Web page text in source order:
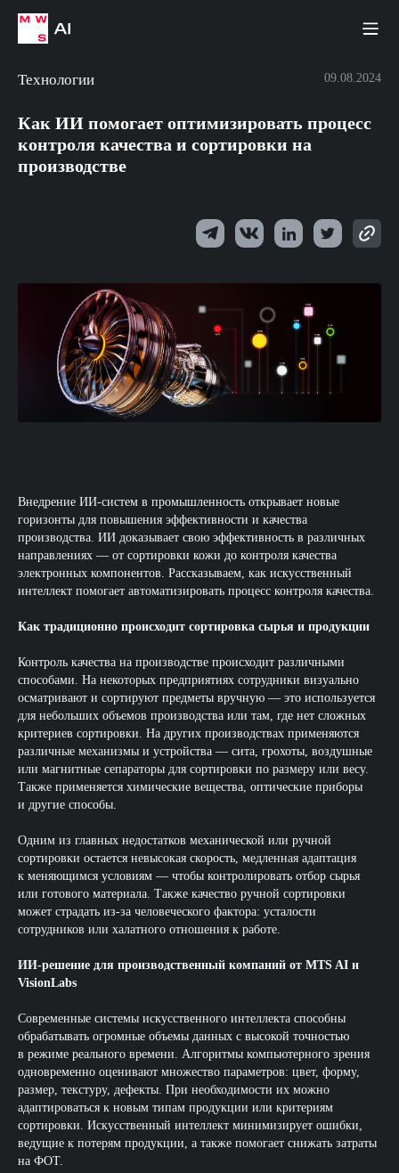
Технологии 09.08.2024
Как ИИ помогает оптимизировать процесс
контроля качества и сортировки на
производстве
Внедрение ИИ-систем в промышленность открывает новые
горизонты для повышения эффективности и качества
производства. ИИ доказывает свою эффективность в различных
направлениях — от сортировки кожи до контроля качества
электронных компонентов. Рассказываем, как искусственный
интеллект помогает автоматизировать процесс контроля качества.
Как традиционно происходит сортировка сырья и продукции
Контроль качества на производстве происходит различными
способами. На некоторых предприятиях сотрудники визуально
осматривают и сортируют предметы вручную — это используется
для небольших объемов производства или там, где нет сложных
критериев сортировки. На других производствах применяются
различные механизмы и устройства — сита, грохоты, воздушные
или магнитные сепараторы для сортировки по размеру или весу.
Также применяется химические вещества, оптические приборы
и другие способы.
Одним из главных недостатков механической или ручной
сортировки остается невысокая скорость, медленная адаптация
к меняющимся условиям — чтобы контролировать отбор сырья
или готового материала. Также качество ручной сортировки
может страдать из-за человеческого фактора: усталости
сотрудников или халатного отношения к работе.
ИИ-решение для производственный компаний от MTS AI и
VisionLabs
Современные системы искусственного интеллекта способны
обрабатывать огромные объемы данных с высокой точностью
в режиме реального времени. Алгоритмы компьютерного зрения
одновременно оценивают множество параметров: цвет, форму,
размер, текстуру, дефекты. При необходимости их можно
адаптироваться к новым типам продукции или критериям
сортировки. Искусственный интеллект минимизирует ошибки,
ведущие к потерям продукции, а также помогает снижать затраты
на ФОТ.